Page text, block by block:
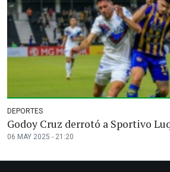
DEPORTES
Godoy Cruz derrotó a Sportivo
06 MAY 2025 - 21:20